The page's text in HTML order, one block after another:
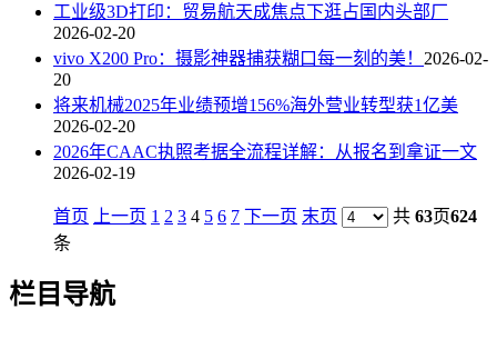
工业级3D打印：贸易航天成焦点下逛占国内头部厂
2026-02-20
vivo X200 Pro：摄影神器捕获糊口每一刻的美！ 2026-02-
20
将来机械2025年业绩预增156%海外营业转型获1亿美
2026-02-20
2026年CAAC执照考据全流程详解：从报名到拿证一文
2026-02-19
首页 上一页 1 2 3 4 5 6 7 下一页 末页 共 63页624
条
栏目导航